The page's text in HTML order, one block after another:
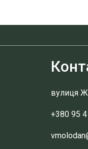
вулиця
+380 95